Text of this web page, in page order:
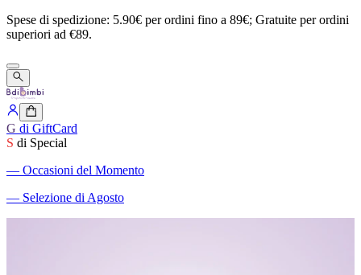
Spese di spedizione: 5.90€ perordini fino a 89€; Gratuite perordini
superiori ad €89.
G di GiftCard
S di Special
― Occasioni del Momento
― Selezione di Agosto